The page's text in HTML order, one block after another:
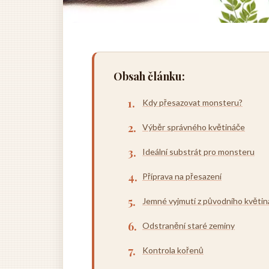
Obsah článku:
Kdy přesazovat monsteru?
Výběr správného květináče
Ideální substrát pro monsteru
Příprava na přesazení
Jemné vyjmutí z původního
Odstranění staré zeminy
Kontrola kořenů